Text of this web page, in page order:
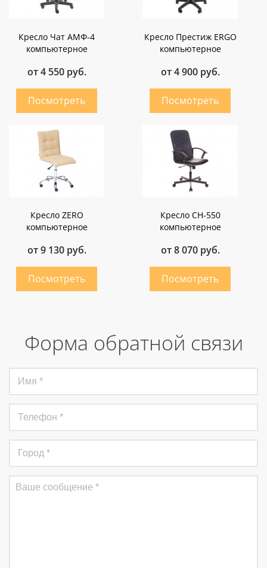
Кресло Чат АМФ-4
компьютерное
от 4 550 руб.
Кресло Престиж ERGO
компьютерное
от 4 900 руб.
Кресло ZERO
компьютерное
от 9 130 руб.
Кресло СН-550
компьютерное
от 8 070 руб.
Форма обратной связи